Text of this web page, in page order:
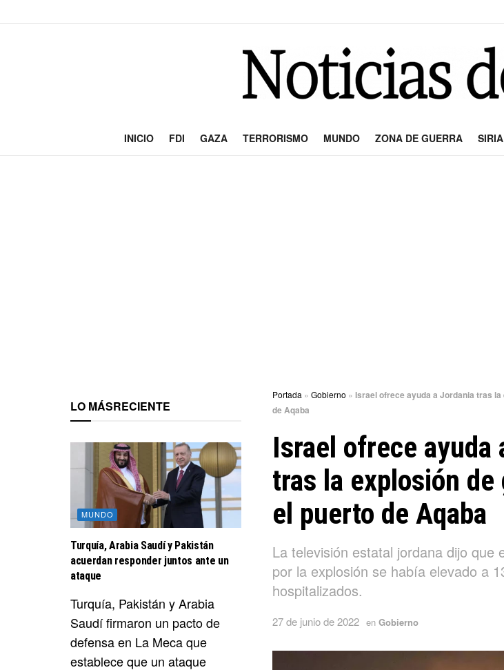
INICIO FDI GAZA TERRORISMO MUNDO ZONA DE GUERRA SIRIA
Portada » Gobierno » Israel ofrece ayuda a Jordania tras
de Aqaba
Israel ofrece ayuda
tras la explosión de
el puerto de Aqaba
La televisión estatal jordana dijo que
por la explosión se había elevado a
hospitalizados.
27 de junio de 2022 en Gobierno
LO MÁSRECIENTE
MUNDO
Turquía, Arabia Saudí y Pakistán
acuerdan responder juntos ante un
ataque
Turquía, Pakistán y Arabia
Saudí firmaron un pacto de
defensa en La Meca que
establece que un ataque